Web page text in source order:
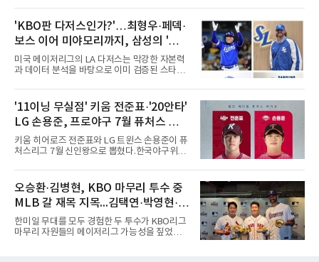
5승 5패 평균자책점 4.36을 남겼다. 그는 치열하
게 우승 경쟁을 하는 팀에서 뛰게
시드니 블루삭스에 파견한다고 밝혔다.세 선수
는 11월 12일 호주로 출국해 ABL 정규리그 일정
을 소화한 뒤 내년 2월 귀국한다. NC는 비시즌
기간 유망주들에게 실전 경기 경험을 주기 위해
파견 프로그램을 진행하게 됐다고 전했다.이는
처음이 아니다. NC는 2022년 질롱 코리아,
2023년 브리즈번 밴디츠, 2024년 퍼스 히트 등
'KBO판 다저스인가?'…최형우·페덱·
보스 이어 미야모리까지, 삼성의 '스펙
만렙' 승부수
미국 메이저리그의 LA 다저스는 막강한 자본력
과 데이터 분석을 바탕으로 이미 검증된 스타들
비롯해 메이저리그 정상급 선수들을 품으며 매
시즌 우승 후보로 평가받는 다저스의 행보는 늘
야구계의 관심을 끌었다. 가능성에 투자하기보
다, 이미 무대에서 증명한 선수들을 통해 당장의
경쟁력을 끌어올린다는 점이다.최근 한국 프로
야구에서도 비슷한 방향성을 보여주는 팀이 있
다. 바로 삼성 라이온즈다. 삼성은 오프시즌 최형
리더를 선택한 것이다.외국인 대체 투수 구성도
마찬가지다. 메이저리그
'11이닝 무실점' 키움 전준표·'20안타'
LG 손용준, 프로야구 7월 퓨처스 루키
상
키움 히어로즈 전준표와 LG 트윈스 손용준이 퓨
처스리그 7월 신인왕으로 뽑혔다.한국야구위원
월 퓨처스 루키상 수상자로 두 선수를 선정했다
고 밝혔다. 대체 선수 대비 승리 기여도(WAR)를
기준으로 전준표가 0.63, 손용준이 0.73으로 각
각 투수와 타자 부문 1위에 올랐다.전준표의 7월
은 완벽했다. 두 경기에 모두 선발 등판해 11이
닝 무실점으로 2승을 챙겼다. 월간 평균자책점
0.00으로 전체 1위, 이닝당 출루허용률(WHIP)
오승환·김병현, KBO 마무리 투수 중
MLB 갈 재목 지목...김택연·박영현·조
병현
한미일 무대를 모두 경험한 두 투수가 KBO리그
마무리 자원들의 메이저리그 가능성을 짚었다.